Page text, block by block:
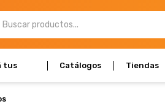
tus Catálogos Tiendas